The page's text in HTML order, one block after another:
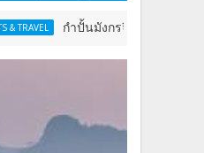
กำปั้นมังกรจีนสุดแกร่งกวาดเข็มขัดส